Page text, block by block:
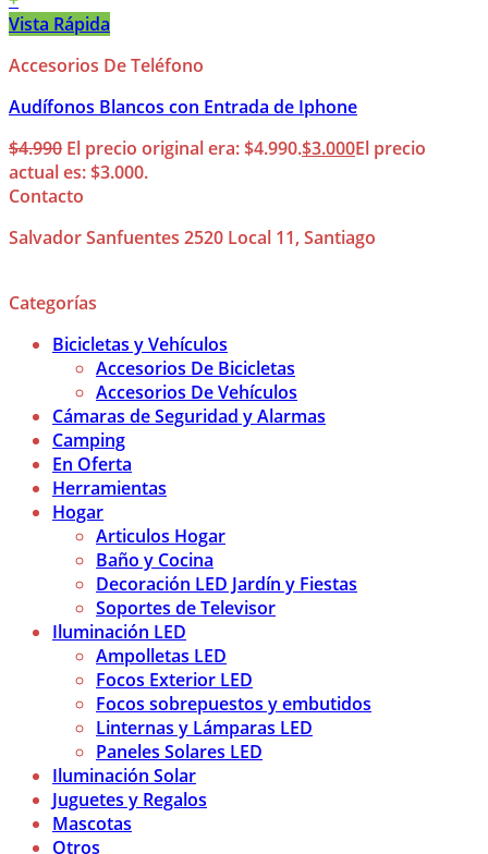
Vista Rápida
Accesorios De Teléfono
Audífonos Blancos con Entrada de Iphone
$4.990 El precio original era: $4.990.$3.000El precio
actual es: $3.000.
Contacto
Salvador Sanfuentes 2520 Local 11, Santiago
Categorías
Bicicletas y Vehículos
Accesorios De Bicicletas
Accesorios De Vehículos
Cámaras de Seguridad y Alarmas
Camping
En Oferta
Herramientas
Hogar
Articulos Hogar
Baño y Cocina
Decoración LED Jardín y Fiestas
Soportes de Televisor
Iluminación LED
Ampolletas LED
Focos Exterior LED
Focos sobrepuestos y embutidos
Linternas y Lámparas LED
Paneles Solares LED
Iluminación Solar
Juguetes y Regalos
Mascotas
Otros